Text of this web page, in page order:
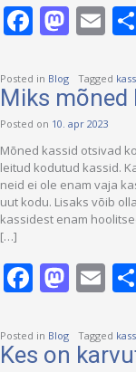
Posted in Blog Tagged kass
Miks mõned
Posted on 10. apr 2023
Mõned kassid otsivad
leitud kodutud kassid.
neid ei ole enam vaja
uut kodu. Lisaks võib
kassidest enam
[…]
Posted in Blog Tagged kass
Kes on